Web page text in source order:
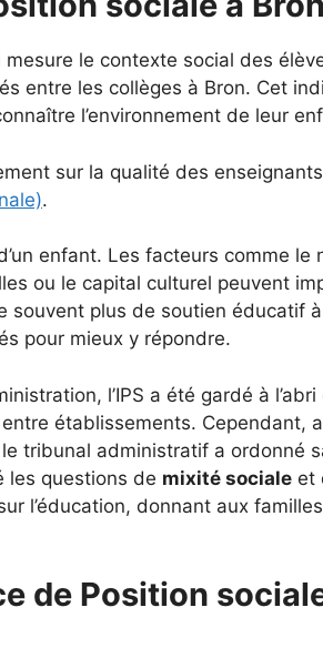
mesure le contexte social des
entre les collèges à Bron. Cet
l’environnement de leur
sur la qualité des
.
enfant. Les facteurs comme le
ou le capital culturel peuvent
souvent plus de soutien éducatif à
pour mieux y répondre.
l’IPS a été gardé à l’abri
établissements. Cependant,
tribunal administratif a ordonné
les questions de mixité sociale et
l’éducation, donnant aux
de Position